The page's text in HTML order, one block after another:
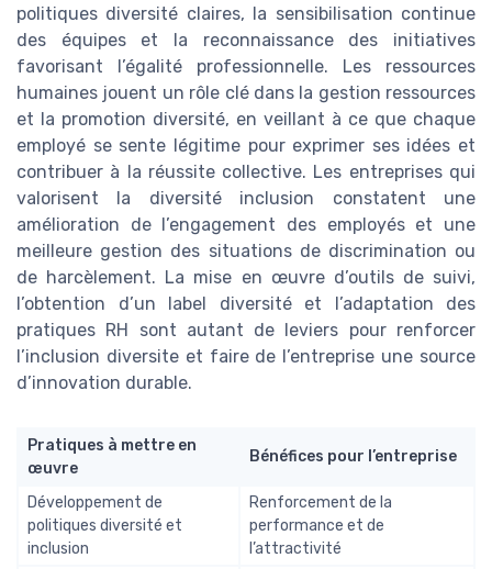
politiques diversité claires, la sensibilisation continue
des équipes et la reconnaissance des initiatives
favorisant l’égalité professionnelle. Les ressources
humaines jouent un rôle clé dans la gestion ressources
et la promotion diversité, en veillant à ce que chaque
employé se sente légitime pour exprimer ses idées et
contribuer à la réussite collective. Les entreprises qui
valorisent la diversité inclusion constatent une
amélioration de l’engagement des employés et une
meilleure gestion des situations de discrimination ou
de harcèlement. La mise en œuvre d’outils de suivi,
l’obtention d’un label diversité et l’adaptation des
pratiques RH sont autant de leviers pour renforcer
l’inclusion diversite et faire de l’entreprise une source
d’innovation durable.
Pratiques à mettre en
œuvre
Bénéfices pour l’entreprise
Développement de
politiques diversité et
inclusion
Renforcement de la
performance et de
l’attractivité